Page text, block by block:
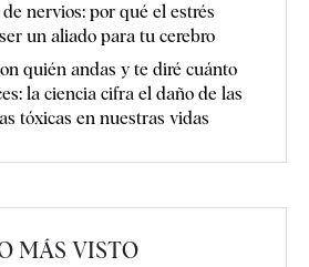
nervios: por qué el estrés
un aliado para tu cerebro
quién andas y te diré cuánto
la ciencia cifra el daño de las
tóxicas en nuestras vidas
MÁS VISTO